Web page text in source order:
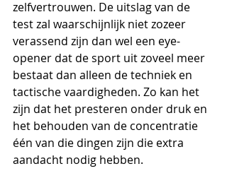
zelfvertrouwen. De uitslag van de
test zal waarschijnlijk niet zozeer
verassend zijn dan wel een eye-
opener dat de sport uit zoveel meer
bestaat dan alleen de techniek en
tactische vaardigheden. Zo kan het
zijn dat het presteren onder druk en
het behouden van de concentratie
één van die dingen zijn die extra
aandacht nodig hebben.